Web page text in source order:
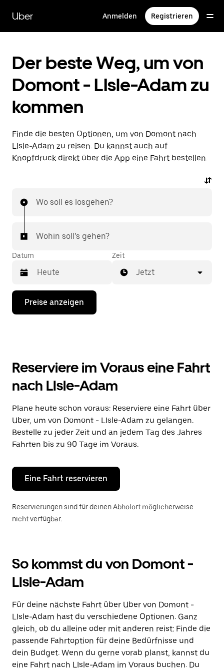
zum
Hauptinhalt
Uber Anmelden Registrieren
Der beste Weg, um von
Domont - LIsle-Adam zu
kommen
Finde die besten Optionen, um von Domont nach
LIsle-Adam zu reisen. Du kannst auch auf
Knopfdruck direkt über die App eine Fahrt bestellen.
Wo soll es losgehen?
Wohin soll’s gehen?
Datum
Drücke
Nach-
Kalender
interagieren
ein
Datum
auszuwählen.
Drücke
die
Escape-
um
den
Kalender
schließen.
Zeit
Jetzt
Preise anzeigen
Reserviere im Voraus eine Fahrt
nach LIsle-Adam
Plane heute schon voraus: Reserviere eine Fahrt über
Uber, um von Domont - LIsle-Adam zu gelangen.
Bestelle zu jeder Zeit und an jedem Tag des Jahres
Fahrten bis zu 90 Tage im Voraus.
Eine Fahrt reservieren
Reservierungen sind für deinen Abholort möglicherweise
nicht verfügbar.
So kommst du von Domont -
LIsle-Adam
Für deine nächste Fahrt über Uber von Domont -
LIsle-Adam hast du verschiedene Optionen. Ganz
gleich, ob du alleine oder mit anderen reist: Finde die
passende Fahrtoption für deine Bedürfnisse und
dein Budget. Wenn du gerne vorab planst, kannst du
eine Fahrt nach LIsle-Adam im Voraus buchen. Du